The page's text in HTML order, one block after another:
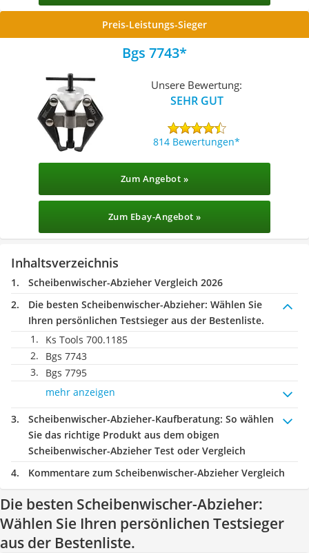
Preis-Leistungs-Sieger
Bgs 7743
Unsere Bewertung:
SEHR GUT
814 Bewertungen
Zum Angebot »
Zum Ebay-Angebot »
Inhaltsverzeichnis
Scheibenwischer-Abzieher Vergleich 2026
Die besten Scheibenwischer-Abzieher: Wählen Sie
Ihren persönlichen Testsieger aus der Bestenliste.
Ks Tools 700.1185
Bgs 7743
Bgs 7795
mehr anzeigen
Scheibenwischer-Abzieher-Kaufberatung: So wählen
Sie das richtige Produkt aus dem obigen
Scheibenwischer-Abzieher Test oder Vergleich
Kommentare zum Scheibenwischer-Abzieher Vergleich
Die besten Scheibenwischer-Abzieher:
Wählen Sie Ihren persönlichen Testsieger
aus der Bestenliste.